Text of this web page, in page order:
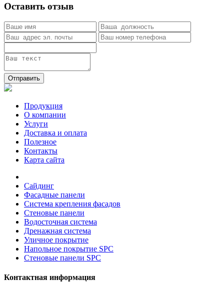
Оставить отзыв
Отправить
Продукция
О компании
Услуги
Доставка и оплата
Полезное
Контакты
Карта сайта
Сайдинг
Фасадные панели
Система крепления фасадов
Стеновые панели
Водосточная система
Дренажная система
Уличное покрытие
Напольное покрытие SPC
Стеновые панели SPC
Контактная информация